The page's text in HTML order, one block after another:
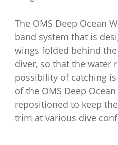
The OMS Deep Ocean
band system that is
wings folded behind
diver, so that the water
possibility of catching
of the OMS Deep
repositioned to keep
trim at various dive